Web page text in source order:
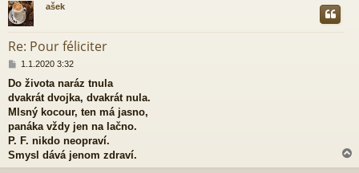
ašek
Re: Pour féliciter
P
í
s
p
ě
v
e
k
1.1.2020 3:32
Do života naráz tnula
dvakrát dvojka, dvakrát nula.
Mlsný kocour, ten má jasno,
panáka vždy jen na lačno.
P. F. nikdo neopraví.
Smysl dává jenom zdraví.
a